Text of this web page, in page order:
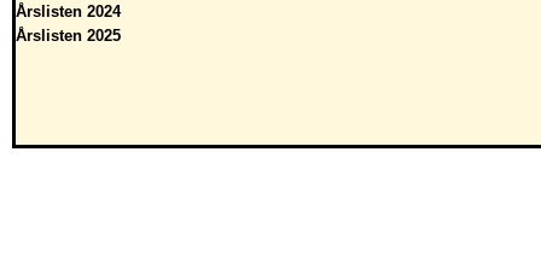
Årslisten 2024
Årslisten 2025